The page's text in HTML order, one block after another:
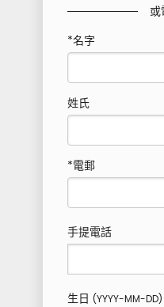
*名字
姓氏
*電郵
手提電話
生日 (YYYY-MM-DD)